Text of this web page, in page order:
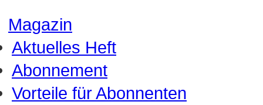
Magazin
Aktuelles Heft
Abonnement
Vorteile für Abonnenten